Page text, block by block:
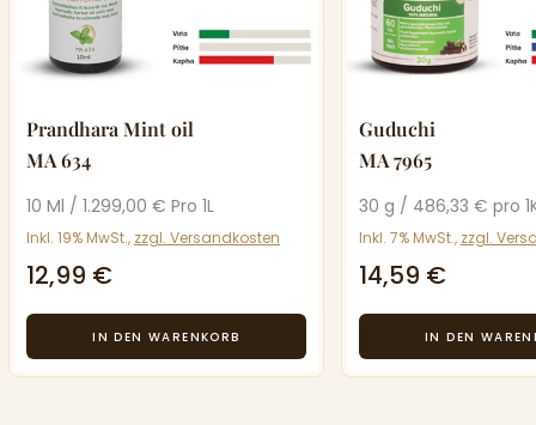
Prandhara Mint oil
MA 634
10 Ml / 1.299,00 € Pro 1L
Inkl. 19% MwSt., zzgl. Versandkosten
12,99 €
Guduchi
MA 7965
30 g / 486,33 € pro
Inkl. 7% MwSt., zzgl.
14,59 €